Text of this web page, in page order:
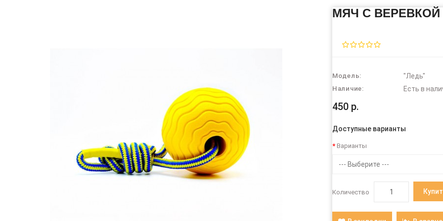
МЯЧ С ВЕРЕВКОЙ
Модель: "Ледь"
Наличие: Есть в
450 р.
Доступные варианты
Варианты
--- Выберите ---
Количество